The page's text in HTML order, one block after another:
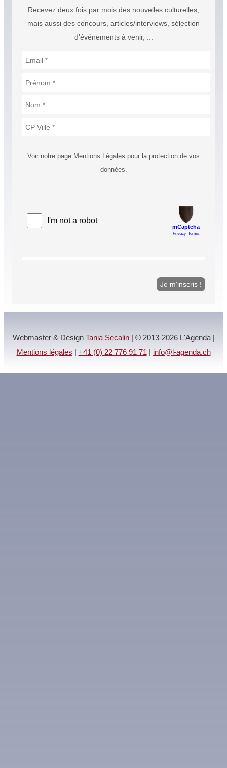
Recevez deux fois par mois des nouvelles culturelles,
mais aussi des concours, articles/interviews, sélection
d'événements à venir, ...
Voir notre page Mentions Légales pour la protection de vos
données.
Webmaster & Design Tania Secalin| © 2013-2026 L'Agenda |
Mentions légales
+41 (0) 22 776 91 71 info@l-agenda.ch